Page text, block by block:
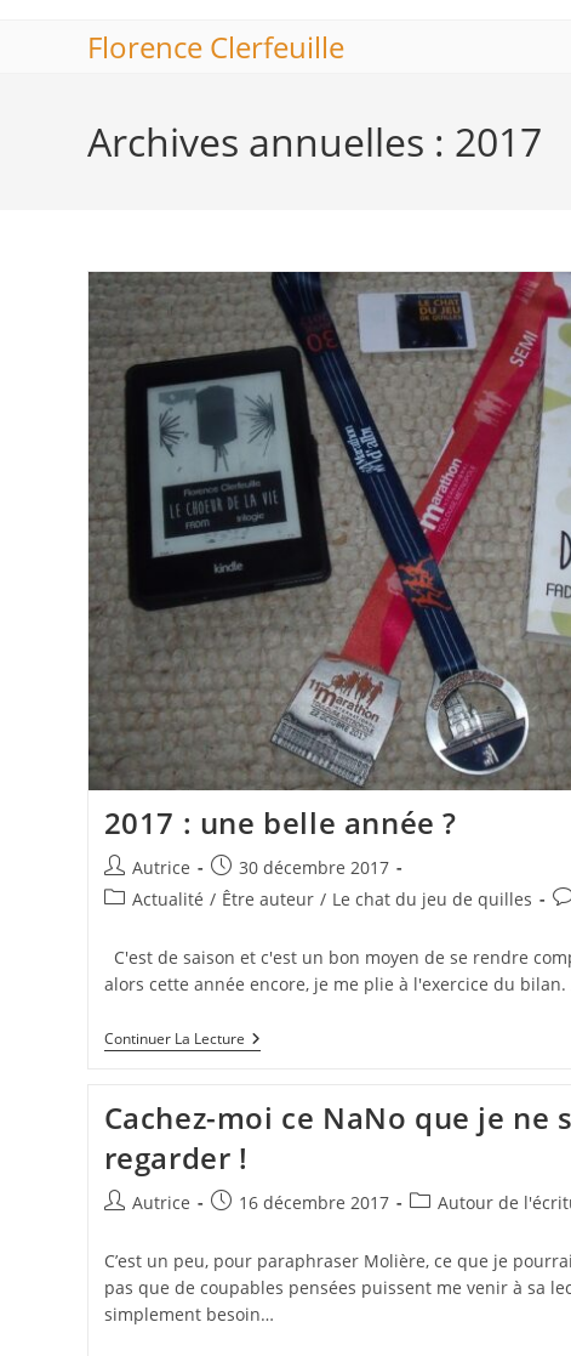
Florence Clerfeuille
Archives annuelles : 2017
2017 : une belle année ?
Auteur/autrice
de
Autrice
Publication
publiée :
30 décembre 2017
PostActualité / Être auteur / Le chat du jeu de quilles
la
C'est de saison et c'est un bon moyen de se rendre
alors cette année encore, je me plie à l'exercice du
Continuer La Lecture2017
:
Année
?
Cachez-moi ce NaNo que je ne
regarder !
Auteur/autrice
la
publication :
Autrice
Publication
16 décembre 2017
PostAutour de
C’est un peu, pour paraphraser Molière, ce que je
pas que de coupables pensées puissent me venir à sa
simplement besoin…